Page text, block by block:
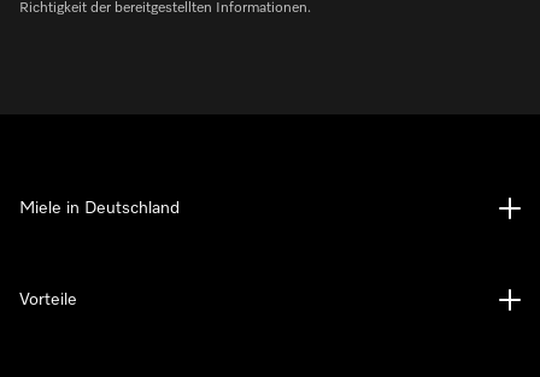
Richtigkeit der bereitgestellten Informationen.
Miele in Deutschland
Vorteile